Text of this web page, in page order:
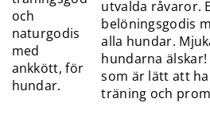
utvalda råvaror.
belöningsgodis
alla hundar.
hundarna
som är lätt att
träning och